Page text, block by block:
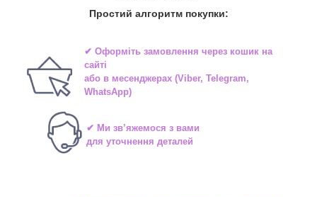
Простий алгоритм покупки:
✔ Оформіть замовлення через кошик на
сайті
або в месенджерах(Viber, Telegram,
WhatsApp)
✔ Ми зв’яжемося з вами
для уточнення деталей